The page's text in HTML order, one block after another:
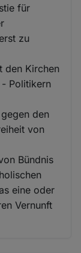
für
zu
den Kirchen
Politikern
den
von
Bündnis
eine oder
Vernunft